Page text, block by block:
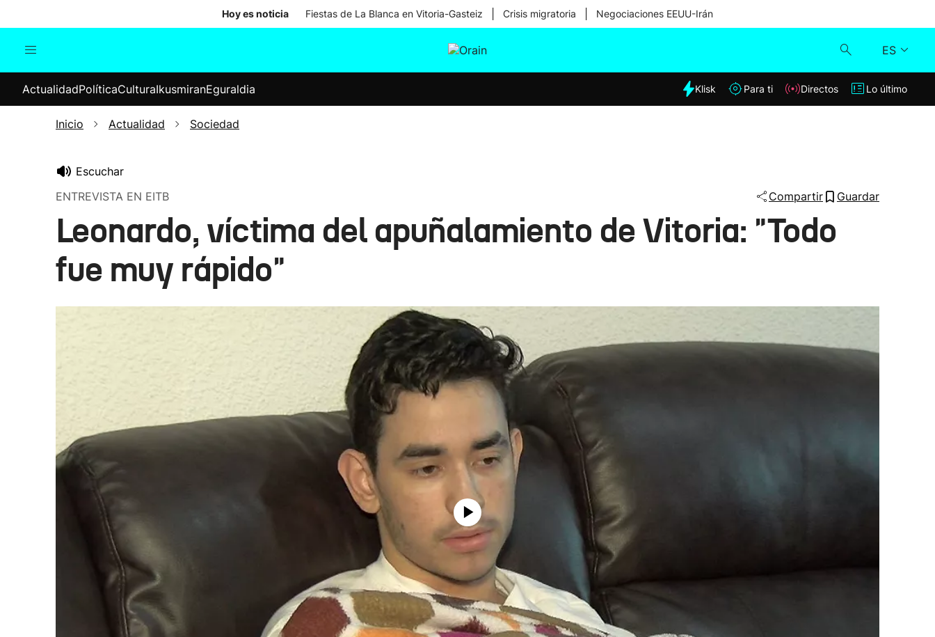
Hoy es noticia Fiestas de La Blanca en Vitoria-Gasteiz Crisis migratoria Negociaciones EEUU-Irán
ES
Internacional
Elecciones
Klisk
ActualidadPolíticaCulturaIkusmiranEguraldia Klisk Para ti Directos Lo último
Inicio Actualidad Sociedad
Escuchar
ENTREVISTA EN EITB
Compartir Guardar
Leonardo, víctima del apuñalamiento de Vitoria: "Todo
fue muy rápido"